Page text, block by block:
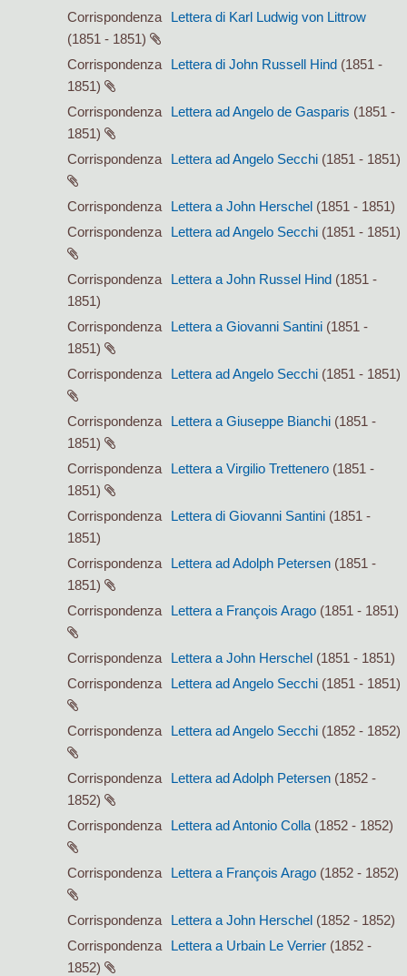
Corrispondenza
Lettera di Karl Ludwig von Littrow
(1851 - 1851)
Corrispondenza
Lettera di John Russell Hind (1851 -
1851)
Corrispondenza
Lettera ad Angelo de Gasparis (1851 -
1851)
Corrispondenza
Lettera ad Angelo Secchi (1851 - 1851)
Corrispondenza Lettera a John Herschel (1851 - 1851)
Corrispondenza
Lettera ad Angelo Secchi (1851 - 1851)
Corrispondenza Lettera a John Russel Hind (1851 -
1851)
Corrispondenza
Lettera a Giovanni Santini (1851 -
1851)
Corrispondenza
Lettera ad Angelo Secchi (1851 - 1851)
Corrispondenza Lettera a Giuseppe Bianchi (1851 -
1851)
Corrispondenza
Lettera a Virgilio Trettenero (1851 -
1851)
Corrispondenza
Lettera di Giovanni Santini (1851 -
1851)
Corrispondenza
Lettera ad Adolph Petersen (1851 -
1851)
Corrispondenza
Lettera a François Arago (1851 - 1851)
Corrispondenza Lettera a John Herschel (1851 - 1851)
Corrispondenza
Lettera ad Angelo Secchi (1851 - 1851)
Corrispondenza Lettera ad Angelo Secchi (1852 - 1852)
Corrispondenza Lettera ad Adolph Petersen (1852 -
1852)
Corrispondenza
Lettera ad Antonio Colla (1852 - 1852)
Corrispondenza Lettera a François Arago (1852 - 1852)
Corrispondenza Lettera a John Herschel (1852 - 1852)
Corrispondenza
Lettera a Urbain Le Verrier (1852 -
1852)